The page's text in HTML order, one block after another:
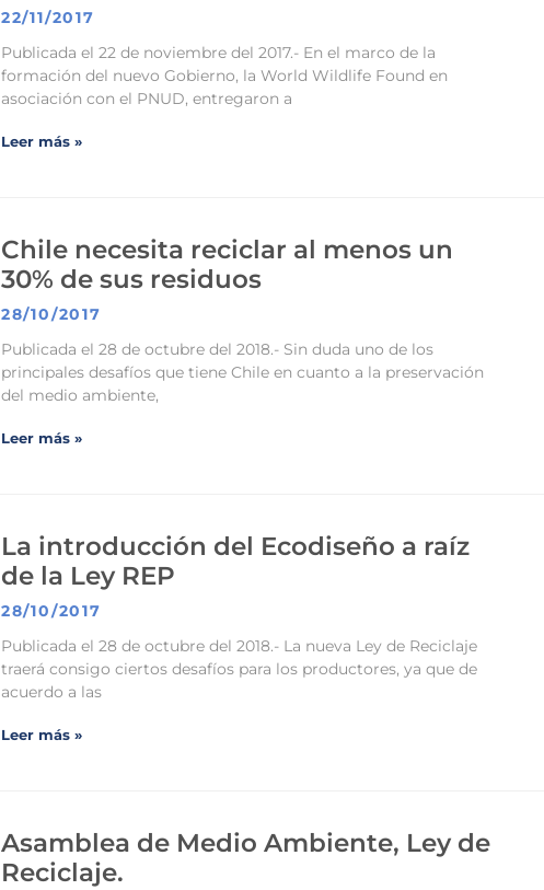
22/11/2017
Publicada el 22 de noviembre del 2017.- En el marco de la
formación del nuevo Gobierno, la World Wildlife Found en
asociación con el PNUD, entregaron a
Leer más »
Chile necesita reciclar al menos un
30% de sus residuos
28/10/2017
Publicada el 28 de octubre del 2018.- Sin duda uno de los
principales desafíos que tiene Chile en cuanto a la preservación
del medio ambiente,
Leer más »
La introducción del Ecodiseño a raíz
de la Ley REP
28/10/2017
Publicada el 28 de octubre del 2018.- La nueva Ley de Reciclaje
traerá consigo ciertos desafíos para los productores, ya que de
acuerdo a las
Leer más »
Asamblea de Medio Ambiente, Ley de
Reciclaje.